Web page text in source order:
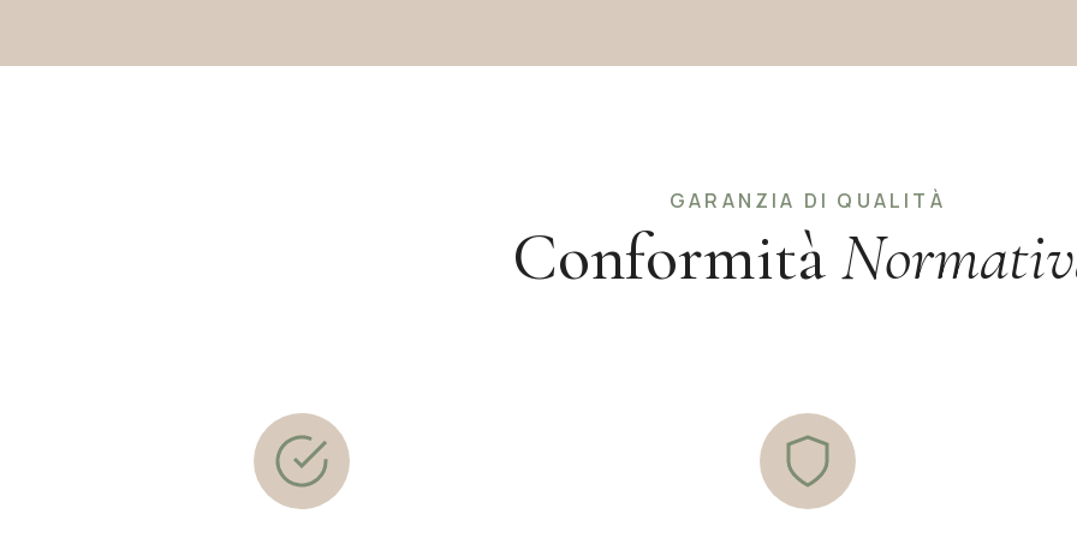
GARANZIA DI QUALITÀ
Conformità